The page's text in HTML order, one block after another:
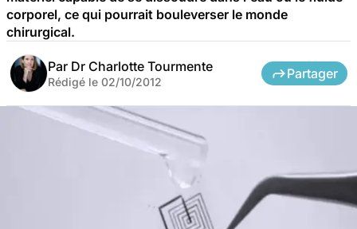
corporel, ce qui pourrait bouleverser le monde
chirurgical.
Par Dr Charlotte Tourmente
Rédigé le 02/10/2012
Partager